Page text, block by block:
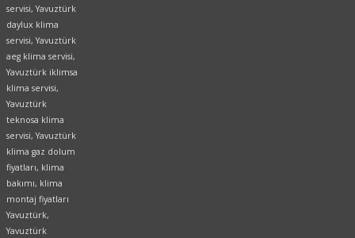
servisi, Yavuztürk
daylux klima
servisi, Yavuztürk
aeg klima servisi,
Yavuztürk iklimsa
klima servisi,
Yavuztürk
teknosa klima
servisi, Yavuztürk
klima gaz dolum
fiyatları, klima
bakımı, klima
montaj fiyatları
Yavuztürk,
Yavuztürk